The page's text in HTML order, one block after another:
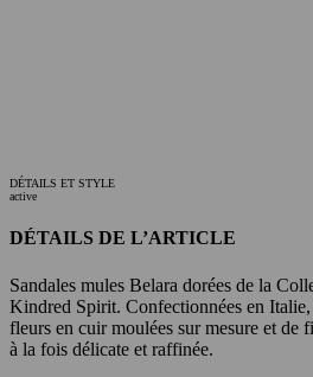
DÉTAILS ET STYLE
active
DÉTAILS DE L’ARTICLE
Sandales mules Belara dorées de la
Kindred Spirit. Confectionnées en Italie,
fleurs en cuir moulées sur mesure et de
à la fois délicate et raffinée.